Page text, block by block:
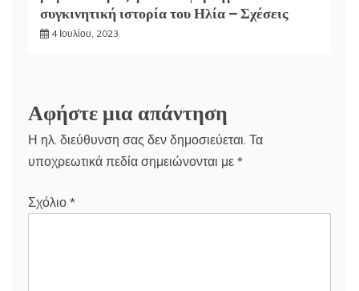
συγκινητική ιστορία του Ηλία – Σχέσεις
4 Ιουλίου, 2023
Αφήστε μια απάντηση
Η ηλ. διεύθυνση σας δεν δημοσιεύεται. Τα
υποχρεωτικά πεδία σημειώνονται με *
Σχόλιο *